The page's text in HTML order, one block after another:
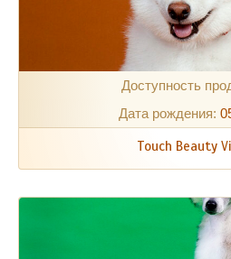
Доступность
Дата рождения:
Touch Beauty